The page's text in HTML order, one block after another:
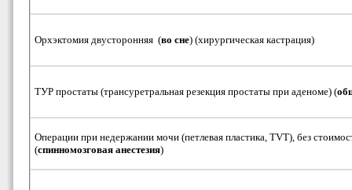
Орхэктомия двусторонняя (во сне) (хирургическая кастрация)
ТУР простаты (трансуретральная резекция простаты при аденоме) (
Операции при недержании мочи (петлевая пластика, TVT), без
(спинномозговая анестезия)